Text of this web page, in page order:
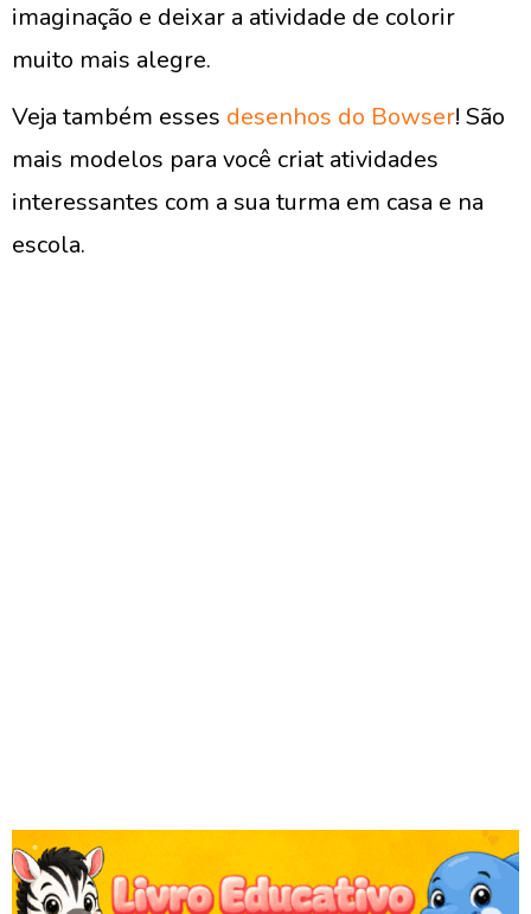
imaginação e deixar a atividade de colorir
muito mais alegre.
Veja também esses desenhos do Bowser! São
mais modelos para você criat atividades
interessantes com a sua turma em casa e na
escola.